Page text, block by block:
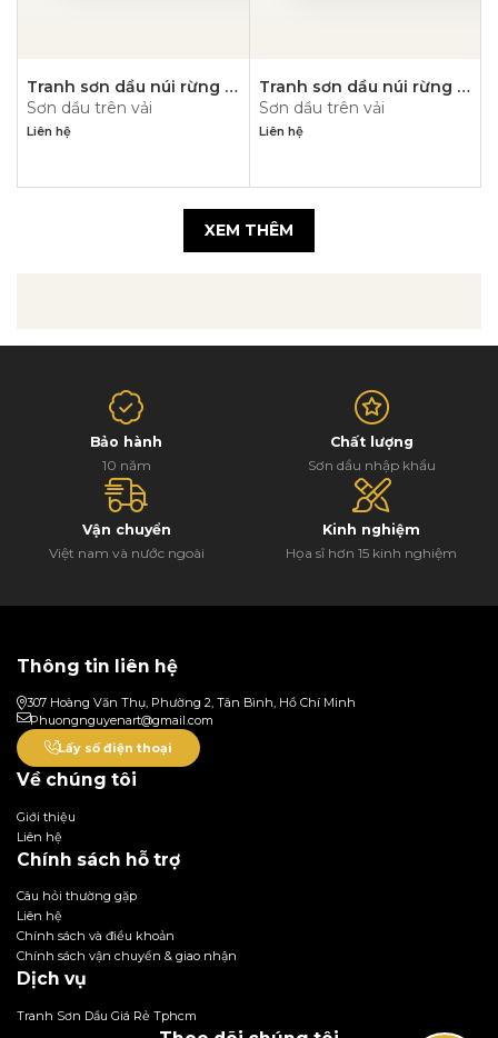
Tranh sơn dầu núi rừng –
PN1111
Sơn dầu trên vải
Liên hệ
Tranh sơn dầu núi rừng –
PN1110
Sơn dầu trên vải
Liên hệ
XEM THÊM
Bảo hành
10 năm
Chất lượng
Sơn dầu nhập khẩu
Vận chuyển
Việt nam và nước ngoài
Kinh nghiệm
Họa sĩ hơn 15 kinh nghiệm
Thông tin liên hệ
307 Hoàng Văn Thụ, Phường 2, Tân Bình, Hồ Chí Minh
Phuongnguyenart@gmail.com
Lấy số điện thoại
Về chúng tôi
Giới thiệu
Liên hệ
Chính sách hỗ trợ
Câu hỏi thường gặp
Liên hệ
Chính sách và điều khoản
Chính sách vận chuyển & giao nhận
Dịch vụ
Tranh Sơn Dầu Giá Rẻ Tphcm